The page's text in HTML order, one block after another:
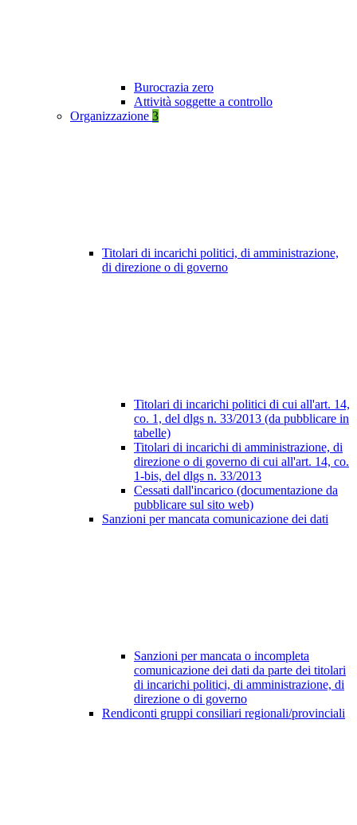
Burocrazia zero
Attività soggette a controllo
Organizzazione 3
Titolari di incarichi politici, di amministrazione,
di direzione o di governo
Titolari di incarichi politici di cui all'art. 14,
co. 1, del dlgs n. 33/2013 (da pubblicare in
tabelle)
Titolari di incarichi di amministrazione, di
direzione o di governo di cui all'art. 14, co.
1-bis, del dlgs n. 33/2013
Cessati dall'incarico (documentazione da
pubblicare sul sito web)
Sanzioni per mancata comunicazione dei dati
Sanzioni per mancata o incompleta
comunicazione dei dati da parte dei titolari
di incarichi politici, di amministrazione, di
direzione o di governo
Rendiconti gruppi consiliari regionali/provinciali